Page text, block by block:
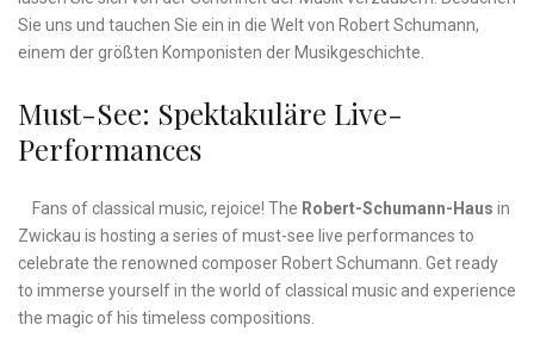
⁣Sie uns und tauchen Sie ein in ⁣die ⁤Welt von Robert⁤ Schumann,
einem⁣ der ⁢größten⁤ Komponisten⁤ der‌ Musikgeschichte.
Must-See: Spektakuläre Live-
Performances
⁢ ​⁢ ⁢ ⁣ ⁣Fans of​ classical music, rejoice! The⁢ Robert-Schumann-Haus ⁤in ​
Zwickau is​ hosting a series of ‌must-see live ‌performances to
celebrate the renowned composer‍ Robert​ Schumann.⁣ Get ready
to immerse yourself⁤ in the ⁤world​ of classical music and experience
the magic‌ of⁣ his timeless compositions.